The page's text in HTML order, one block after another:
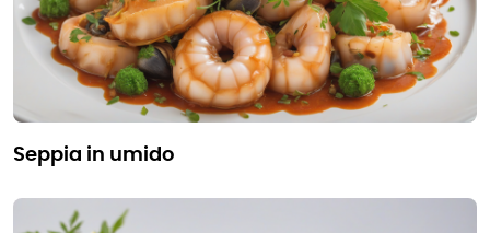
seppia in umido